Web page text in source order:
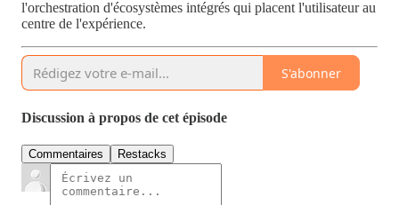
l'orchestration d'écosystèmes intégrés qui placent l'utilisateur au
centre de l'expérience.
S'abonner
Discussion à propos de cet épisode
Commentaires Restacks